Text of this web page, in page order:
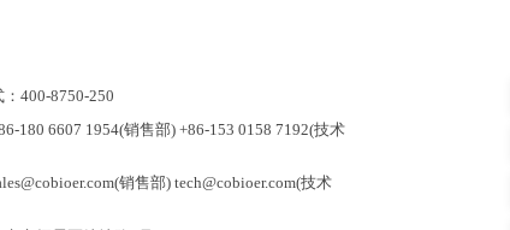
400-8750-250
180 6607 1954(销售部) +86-153 0158 7192(技术
销售部) tech@cobioer.com(技术